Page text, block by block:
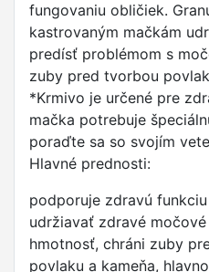
fungovaniu obličiek.
kastrovaným mačkám
predísť problémom s
zuby pred tvorbou
*Krmivo je určené pre
mačka potrebuje
poraďte sa so svojím
Hlavné prednosti:
podporuje zdravú
udržiavať zdravé
hmotnosť, chráni zuby
povlaku a kameňa,